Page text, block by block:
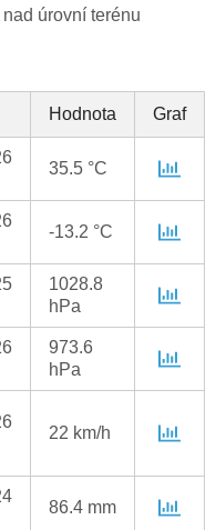
úrovní terénu
Hodnota Graf
35.5 °C
-13.2 °C
1028.8
hPa
973.6
hPa
22 km/h
86.4 mm